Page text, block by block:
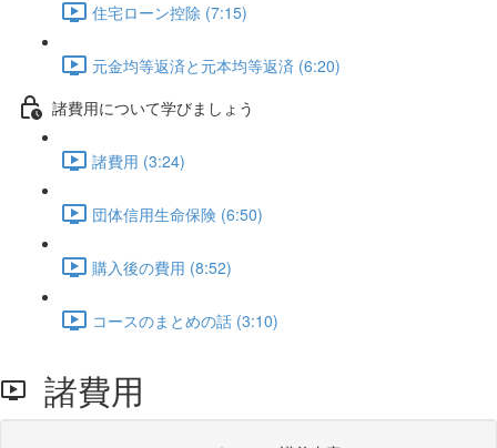
住宅ローン控除 (7:15)
元金均等返済と元本均等返済 (6:20)
諸費用について学びましょう
諸費用 (3:24)
団体信用生命保険 (6:50)
購入後の費用 (8:52)
コースのまとめの話 (3:10)
諸費用